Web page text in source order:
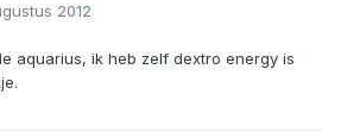
2012
aquarius, ik heb zelf dextro energy is